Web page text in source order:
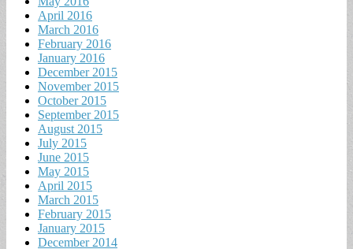
April 2016
March 2016
February 2016
January 2016
December 2015
November 2015
October 2015
September 2015
August 2015
July 2015
June 2015
May 2015
April 2015
March 2015
February 2015
January 2015
December 2014